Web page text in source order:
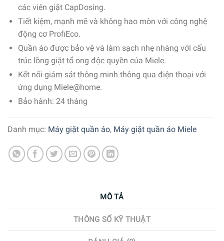
các viên giặt CapDosing.
Tiết kiệm, mạnh mẽ và không hao mòn với công nghệ
động cơ ProfiEco.
Quần áo được bảo vệ và làm sạch nhẹ nhàng với cấu
trúc lồng giặt tổ ong độc quyền của Miele.
Kết nối giám sát thông minh thông qua điện thoại với
ứng dụng Miele@home.
Bảo hành: 24 tháng
Danh mục: Máy giặt quần áo, Máy giặt quần áo Miele
MÔ TẢ
THÔNG SỐ KỸ THUẬT